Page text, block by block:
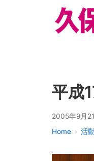
平成
2005年9月
Home
活